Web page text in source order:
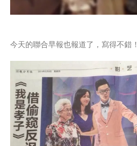
今天的聯合早報也報道了，寫得不錯！